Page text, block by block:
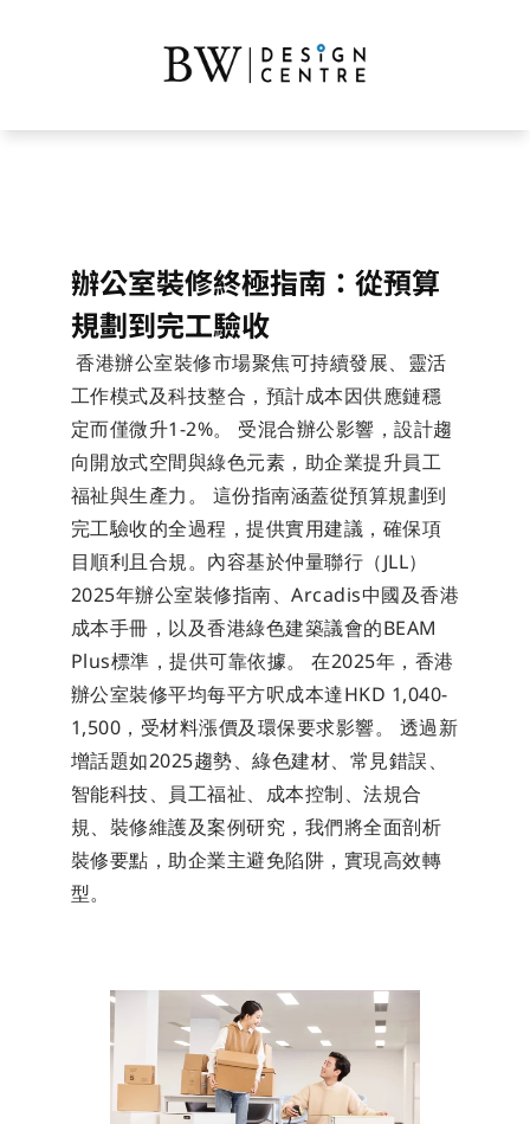
辦公室裝修終極指南：從預算
規劃到完工驗收
香港辦公室裝修市場聚焦可持續發展、靈活
工作模式及科技整合，預計成本因供應鏈穩
定而僅微升1-2%。 受混合辦公影響，設計趨
向開放式空間與綠色元素，助企業提升員工
福祉與生產力。 這份指南涵蓋從預算規劃到
完工驗收的全過程，提供實用建議，確保項
目順利且合規。內容基於仲量聯行（JLL）
2025年辦公室裝修指南、Arcadis中國及香港
成本手冊，以及香港綠色建築議會的BEAM
Plus標準，提供可靠依據。 在2025年，香港
辦公室裝修平均每平方呎成本達HKD 1,040-
1,500，受材料漲價及環保要求影響。 透過新
增話題如2025趨勢、綠色建材、常見錯誤、
智能科技、員工福祉、成本控制、法規合
規、裝修維護及案例研究，我們將全面剖析
裝修要點，助企業主避免陷阱，實現高效轉
型。